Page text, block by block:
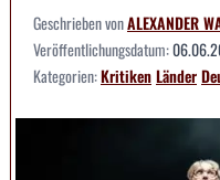
Geschrieben vonALEXANDER
Veröffentlichungsdatum:
Kategorien:KritikenLänder